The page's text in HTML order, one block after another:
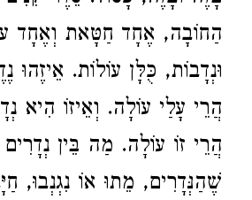
הַחוֹבָה, אֶחָד חַטָּאת וְאֶחָד
וּנְדָבוֹת, כֻּלָּן עוֹלוֹת. אֵיזֶהוּ
הֲרֵי עָלַי עוֹלָה. וְאֵיזוֹ הִיא
הֲרֵי זוֹ עוֹלָה. מַה בֵּין
שֶׁהַנְּדָרִים, מֵתוּ אוֹ נִגְנְבוּ,